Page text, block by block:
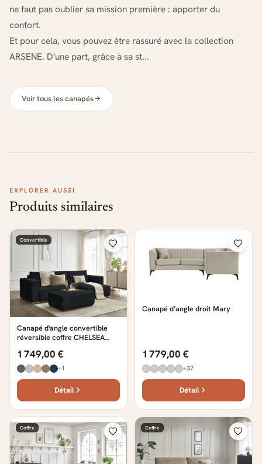
ne faut pas oublier sa mission première : apporter du
confort.
Et pour cela, vous pouvez être rassuré avec la collection
ARSENE. D'une part, grâce à sa st...
Voir tous les canapés
EXPLORER AUSSI
Produits similaires
Convertible
Canapé d'angle convertible
réversible coffre CHELSEA
noir
1 749,00 €
+1
Détail
Canapé d’angle droit Mary
1 779,00 €
+37
Détail
Coffre Coffre